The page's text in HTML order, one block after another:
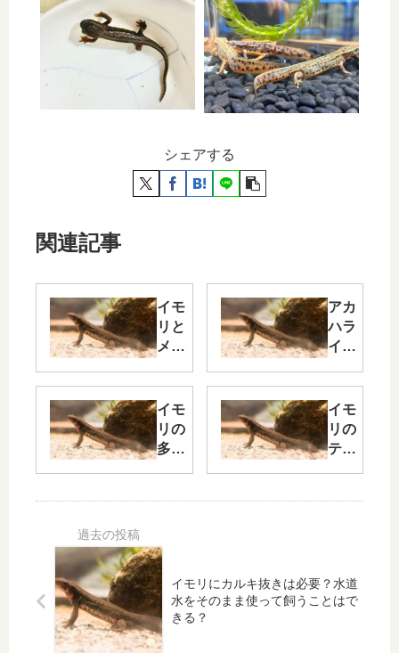
シェアする
関連記事
イモ
リと
メダ
混泳
はお
すす
めで
由！
食べ
られ
る可
能性
が高
アカ
ハラ
イモ
エサ
は何
が正
解？
おす
の種
頻度
を徹
イモ
リの
多頭
メリ
ット
と失
敗し
ない
コツ
イモ
リの
テラ
方・
レイ
イモリにカルキ抜きは必要？水道
水をそのまま使って飼うことはで
きる？